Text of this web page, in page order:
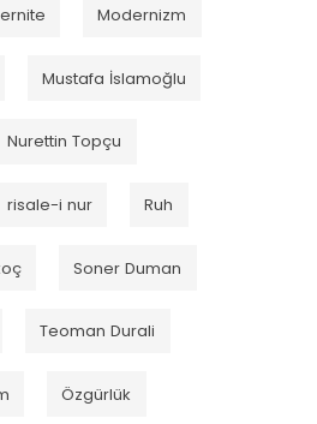
Modernizm
Mustafa İslamoğlu
Nurettin Topçu
risale-i nur Ruh
Soner Duman
Teoman Durali
Özgürlük